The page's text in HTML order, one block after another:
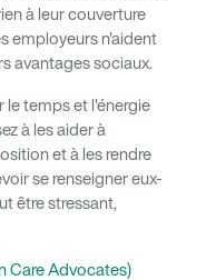
à leur couverture
employeurs n'aident
avantages sociaux.
le temps et l'énergie
à les aider à
et à les rendre
se renseigner eux-
être stressant,
Care Advocates)